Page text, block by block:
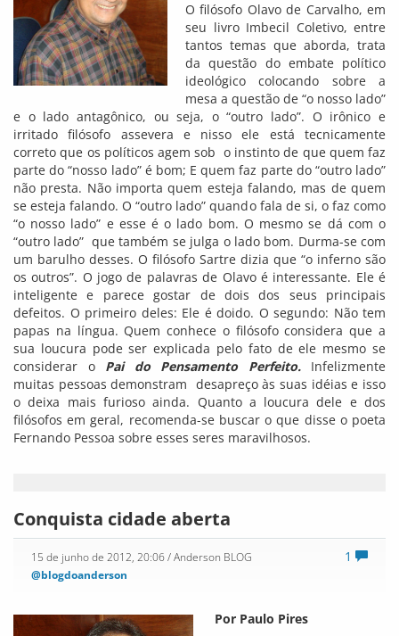
O filósofo Olavo de Carvalho, em
seu livro Imbecil Coletivo, entre
tantos temas que aborda, trata
da questão do embate político
ideológico colocando sobre a
mesa a questão de “o nosso lado”
e o lado antagônico, ou seja, o “outro lado”. O irônico e
irritado filósofo assevera e nisso ele está tecnicamente
correto que os políticos agem sob o instinto de que quem faz
parte do “nosso lado” é bom; E quem faz parte do “outro lado”
não presta. Não importa quem esteja falando, mas de quem
se esteja falando. O “outro lado” quando fala de si, o faz como
“o nosso lado” e esse é o lado bom. O mesmo se dá com o
“outro lado” que também se julga o lado bom. Durma-se com
um barulho desses. O filósofo Sartre dizia que “o inferno são
os outros”. O jogo de palavras de Olavo é interessante. Ele é
inteligente e parece gostar de dois dos seus principais
defeitos. O primeiro deles: Ele é doido. O segundo: Não tem
papas na língua. Quem conhece o filósofo considera que a
sua loucura pode ser explicada pelo fato de ele mesmo se
considerar o Pai do Pensamento Perfeito. Infelizmente
muitas pessoas demonstram desapreço às suas idéias e isso
o deixa mais furioso ainda. Quanto a loucura dele e dos
filósofos em geral, recomenda-se buscar o que disse o poeta
Fernando Pessoa sobre esses seres maravilhosos.
Conquista cidade aberta
1
15 de junho de 2012, 20:06/ Anderson BLOG
@blogdoanderson
Por Paulo Pires